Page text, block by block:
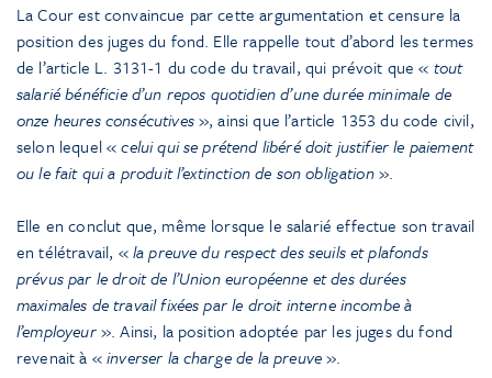
La Cour est convaincue par cette argumentation et censure la
position des juges du fond. Elle rappelle tout d’abord les termes
de l’article L. 3131-1 du code du travail, qui prévoit que « tout
salarié bénéficie d’un repos quotidien d’une durée minimale de
onze heures consécutives», ainsi que l’article 1353 du code civil,
selon lequel «celui qui se prétend libéré doit justifier le paiement
ou le fait qui a produit l’extinction de son obligation».
Elle en conclut que, même lorsque le salarié effectue son travail
en télétravail, «la preuve du respect des seuils et plafonds
prévus par le droit de l’Union européenne et des durées
maximales de travail fixées par le droit interne incombe à
l’employeur». Ainsi, la position adoptée par les juges du fond
revenait à «inverser la charge de la preuve».